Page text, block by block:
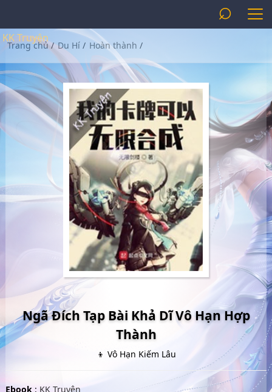
KK Truyện
⌕
Trang chủ/ Du Hí/ Hoàn thành /
Ngã Đích Tạp Bài Khả Dĩ Vô Hạn Hợp
Thành
👦 Vô Hạn Kiếm Lâu
Ebook : KK Truyện